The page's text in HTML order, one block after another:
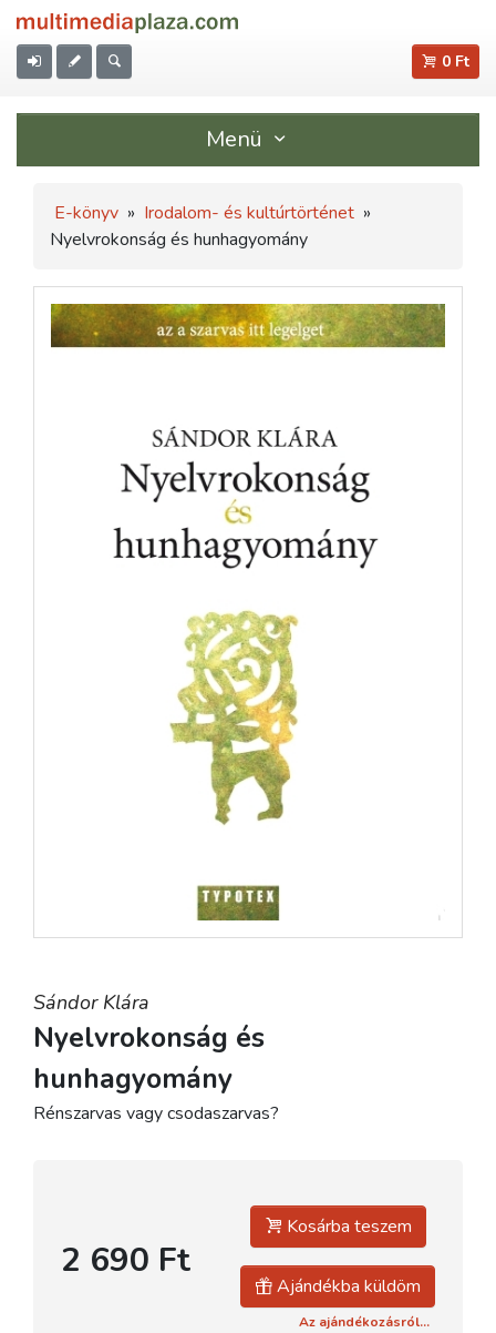
0 Ft
Menü
E-könyv » Irodalom- és kultúrtörténet »
Nyelvrokonság és hunhagyomány
Sándor Klára
Nyelvrokonság és
hunhagyomány
Rénszarvas vagy csodaszarvas?
2 690 Ft
Kosárba teszem
Ajándékba küldöm
Az ajándékozásról...